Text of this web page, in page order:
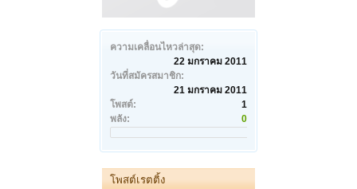
ความเคลื่อนไหวล่าสุด:
22 มกราคม 2011
วันที่สมัครสมาชิก:
21 มกราคม 2011
โพสต์:
1
พลัง:
0
โพสต์เรตติ้ง